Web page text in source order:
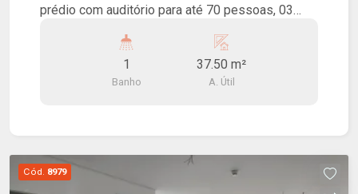
prédio com auditório para até 70 pessoas, 03
inteligentes de alta velocidade, pontos de
carregamento para veículos elétricos, placas
fotovoltaicas para diminuição do custo de
isso em uma localização privilegiada!
1
Banho
37.50 m²
A. Útil
Cód. 8979